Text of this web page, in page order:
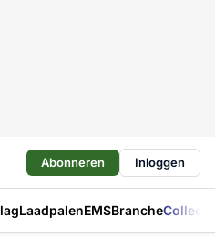
Abonneren Inloggen
LaadpalenEMSBranche